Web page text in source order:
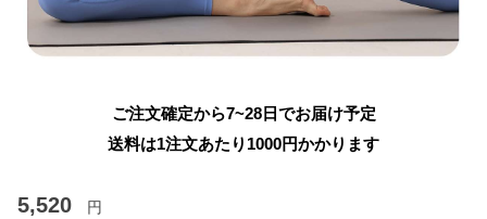
ご注文確定から7~28日でお届け予定
送料は1注文あたり 1000円かかります
5,520 円